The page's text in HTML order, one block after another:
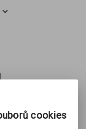
cookies